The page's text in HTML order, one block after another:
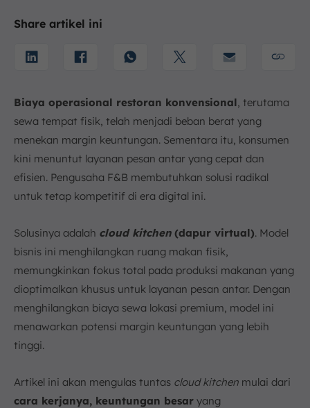
e. Jangkauan Pasar Lebih Luas
a. Persaingan yang Sangat Ketat
c. Keterbatasan Interaksi Pelanggan
d. Visibilitas Merek yang Terbatas
e. Kontrol Kualitas Pengiriman
5. Jenis-jenis Model Cloud Kitchen di Indonesia
a. Independent Cloud Kitchen
b. Shared Kitchen (Dapur Bersama)
d. Hybrid Cloud Kitchen
e. Outsourced Cloud Kitchen
f. Cloud Kitchen Milik Platform Pengiriman
6. Kesimpulan
FAQ:
Share artikel ini
Biaya operasional restoran konvensional, terutama
sewa tempat fisik, telah menjadi beban berat yang
menekan margin keuntungan. Sementara itu, konsumen
kini menuntut layanan pesan antar yang cepat dan
efisien. Pengusaha F&B membutuhkan solusi radikal
untuk tetap kompetitif di era digital ini.
Solusinya adalah cloud kitchen (dapur virtual). Model
bisnis ini menghilangkan ruang makan fisik,
memungkinkan fokus total pada produksi makanan yang
dioptimalkan khusus untuk layanan pesan antar. Dengan
menghilangkan biaya sewa lokasi premium, model ini
menawarkan potensi margin keuntungan yang lebih
tinggi.
Artikel ini akan mengulas tuntas cloud kitchen mulai dari
cara kerjanya, keuntungan besar yang